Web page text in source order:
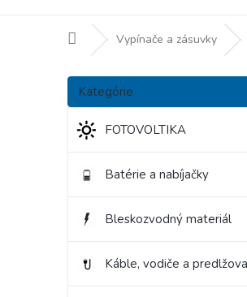
DomovVypínače a zásuvky
B
č
n
Preskočiť
kategórie
Kategórie
FOTOVOLTIKA
Batérie a nabíjačky
Bleskozvodný materiál
Káble, vodiče a